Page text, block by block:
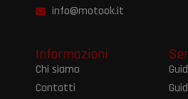
info@motook.it
Informazioni
Chi siamo
Contatti